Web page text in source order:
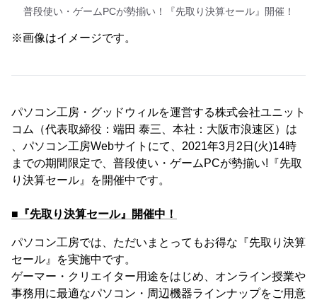
普段使い・ゲームPCが勢揃い！『先取り決算セール』開催！
※画像はイメージです。
パソコン工房・グッドウィルを運営する株式会社ユニット
コム（代表取締役：端田 泰三、本社：大阪市浪速区）は
、パソコン工房Webサイトにて、2021年3月2日(火)14時
までの期間限定で、普段使い・ゲームPCが勢揃い!『先取
り決算セール』を開催中です。
■『先取り決算セール』開催中！
パソコン工房では、ただいまとってもお得な『先取り決算
セール』を実施中です。
ゲーマー・クリエイター用途をはじめ、オンライン授業や
事務用に最適なパソコン・周辺機器ラインナップをご用意